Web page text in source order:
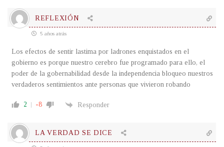
REFLEXIÓN
5 años atrás
Los efectos de sentir lastima por ladrones enquistados en el
gobierno es porque nuestro cerebro fue programado para ello, el
poder de la gobernabilidad desde la independencia bloqueo nuestros
verdaderos sentimientos ante personas que vivieron robando
2 -8 Responder
LA VERDAD SE DICE